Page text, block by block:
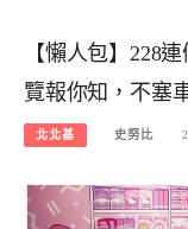
【懶人包】228
覽報你知，不塞
北北基 史努比